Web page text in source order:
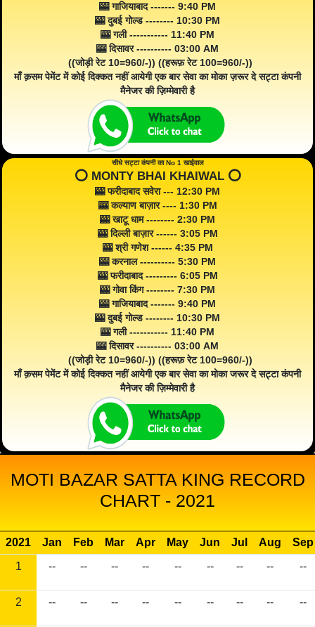
🎰 गाजियाबाद ------- 9:40 PM
🎰 दुबई गोल्ड -------- 10:30 PM
🎰 गली ----------- 11:40 PM
🎰 दिसावर ---------- 03:00 AM
((जोड़ी रेट 10=960/-)) ((हरूफ़ रेट 100=960/-))
माँ क़सम पेमेंट में कोई दिक्कत नहीं आयेगी एक बार सेवा का मोका ज़रूर दे सट्टा कंपनी
मैनेजर की ज़िम्मेवारी है
सीधे सट्टा कंपनी का No 1 खाईवाल
⭕️ MONTY BHAI KHAIWAL ⭕️
🎰 फरीदाबाद सवेरा --- 12:30 PM
🎰 कल्याण बाज़ार ---- 1:30 PM
🎰 खाटू धाम -------- 2:30 PM
🎰 दिल्ली बाज़ार ------ 3:05 PM
🎰 श्री गणेश ------ 4:35 PM
🎰 करनाल ---------- 5:30 PM
🎰 फरीदाबाद --------- 6:05 PM
🎰 गोवा किंग -------- 7:30 PM
🎰 गाजियाबाद ------- 9:40 PM
🎰 दुबई गोल्ड -------- 10:30 PM
🎰 गली ----------- 11:40 PM
🎰 दिसावर ---------- 03:00 AM
((जोड़ी रेट 10=960/-)) ((हरूफ़ रेट 100=960/-))
माँ क़सम पेमेंट में कोई दिक्कत नहीं आयेगी एक बार सेवा का मोका जरूर दे सट्टा कंपनी
मैनेजर की ज़िम्मेवारी है
MOTI BAZAR SATTA KING RECORD
CHART - 2021
2021 Jan Feb Mar Apr May Jun Jul Aug
Sep
1
-- -- -- -- -- -- -- -- --
2 -- -- -- -- -- -- -- -- --